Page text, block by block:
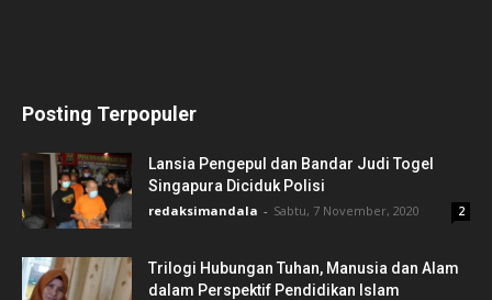
Posting Terpopuler
Lansia Pengepul dan Bandar Judi Togel
Singapura Diciduk Polisi
redaksimandala - Sabtu, 7 November, 2020 2
Trilogi Hubungan Tuhan, Manusia dan Alam
dalam Perspektif Pendidikan Islam